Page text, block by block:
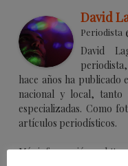
David
Periodista
David
hace años ha publicado
nacional y local, tanto
especializadas. Como
artículos periodísticos.
Más información en